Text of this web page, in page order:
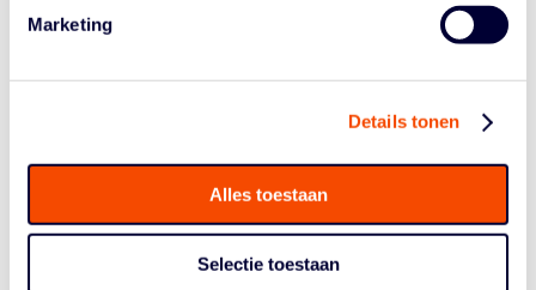
Marketing
Details tonen
Alles toestaan
Selectie toestaan
evemenent van het jaar te winnen, wat de allereerste
World Tour zege van de Nederlandse 3×3 basketballers
Tokyo won. Maar Riga treedt aan zonder hun beste
behoorlijk. Als we de groep doorkomen kruisen we met
de groep van Antwerpen, Vienna en Jeddah. Ik zie
mogelijkheden voor de jongens."